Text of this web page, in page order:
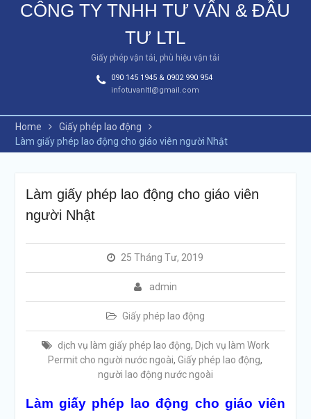
CÔNG TY TNHH TƯ VẤN & ĐẦU
TƯ LTL
Giấy phép vận tải, phù hiệu vận tải
090 145 1945 & 0902 990 954
infotuvanltl@gmail.com
Home
Giấy phép lao động
Làm giấy phép lao động cho giáo viên người Nhật
Làm giấy phép lao động cho giáo viên
người Nhật
25 Tháng Tư, 2019
admin
Giấy phép lao động
dịch vụ làm giấy phép lao động, Dịch vụ làm Work
Permit cho người nước ngoài,Giấy phép lao động,
người lao động nước ngoài
Làm giấy phép lao động cho giáo viên